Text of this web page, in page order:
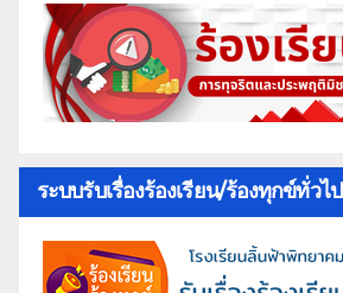
ระบบรับเรื่องร้องเรียน/ร้องทุกข์ทั่วไป